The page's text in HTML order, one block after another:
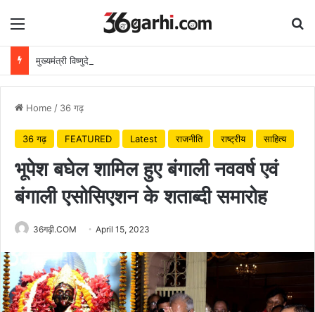
Menu
Home / 36 गढ़
36 गढ़ FEATURED Latest राजनीति राष्ट्रीय साहित्य
भूपेश बघेल शामिल हुए बंगाली नववर्ष एवं
बंगाली एसोसिएशन के शताब्दी समारोह
36गढ़ी.COM April 15, 2023